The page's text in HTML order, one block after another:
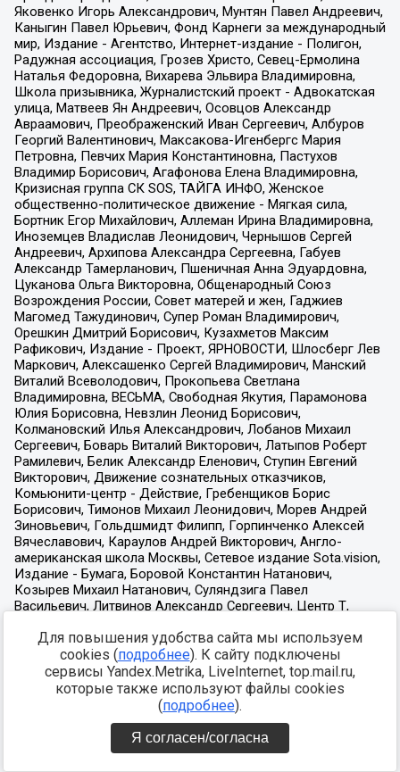
Для повышения удобства сайта мы используем
cookies (подробнее). К сайту подключены
сервисы Yandex.Metrika, LiveInternet, top.mail.ru,
которые также используют файлы cookies
(подробнее).
Я согласен/согласна